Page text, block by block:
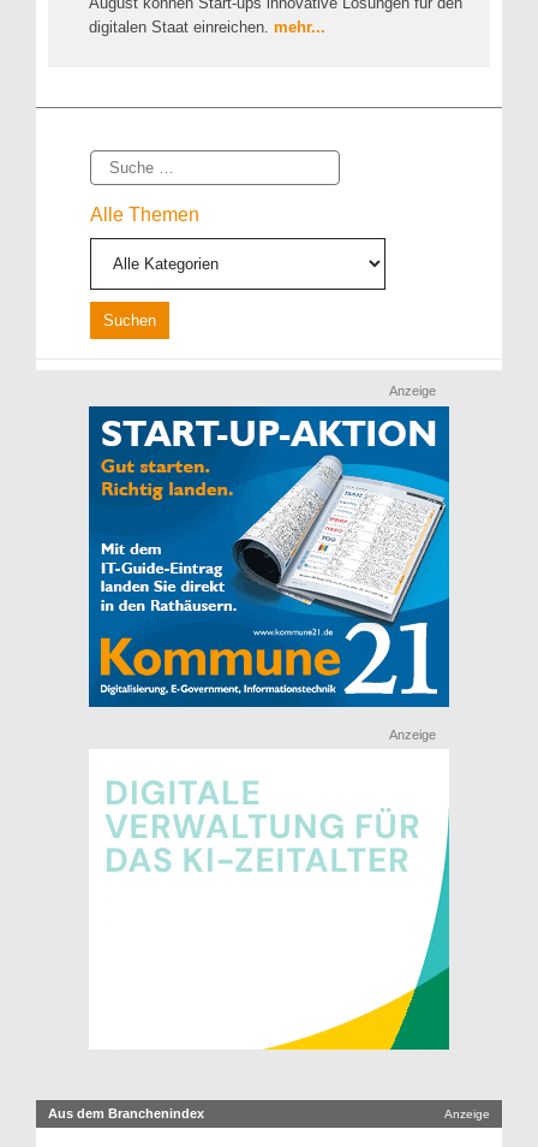
digitalen Staat einreichen. mehr...
Suche
Alle Themen
Anzeige
Anzeige
Aus dem Branchenindex Anzeige